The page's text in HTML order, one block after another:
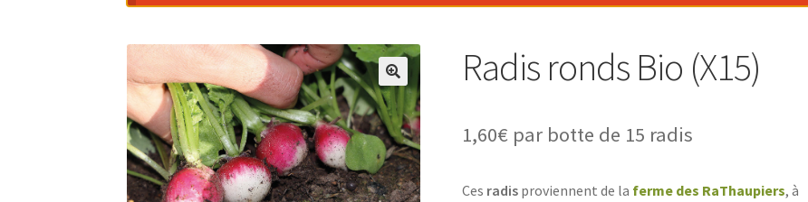
Radis ronds Bio (X15)
1,60€ par botte de 15 radis
Ces radis proviennent de la ferme des RaThaupiers, à